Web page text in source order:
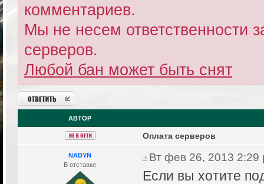
комментариев.
Мы не несем ответственности
серверов.
Любой бан может быть снят
Ответить
АВТОР
NADYN
В отставке
Оплата серверов
Вт фев 26, 2013 2:29
Если вы хотите